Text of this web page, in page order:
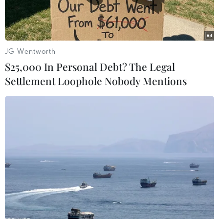
bán trú tiểu học Tả Gia Khâu, huyện Mường Khương kiểm tra
mực nước mưa được tích trong bồn chứa để đảm bảo cho sinh
hoạt hàng ngày của thầy và trò nhà trường. (Ảnh: Quốc
Khánh/TTXVN)
JG Wentworth
$25,000 In Personal Debt? The Legal
Settlement Loophole Nobody Mentions